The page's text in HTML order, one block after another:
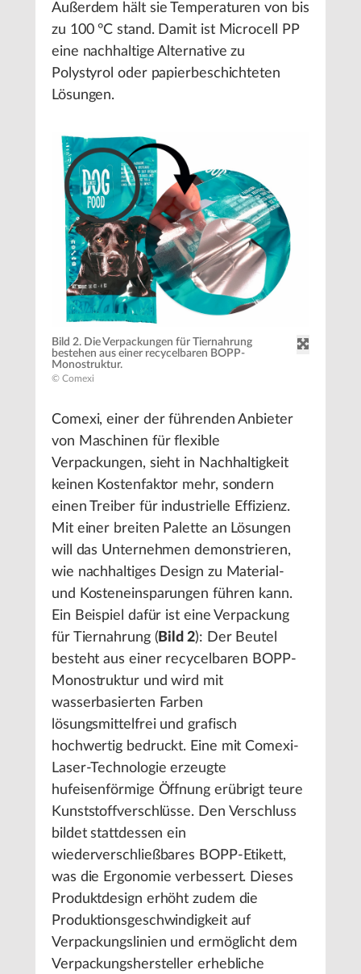
Außerdem hält sie Temperaturen von bis
zu 100 °C stand. Damit ist Microcell PP
eine nachhaltige Alternative zu
Polystyrol oder papierbeschichteten
Lösungen.
Bild 2. Die Verpackungen für Tiernahrung
bestehen aus einer recycelbaren BOPP-
Monostruktur.
© Comexi
Comexi, einer der führenden Anbieter
von Maschinen für flexible
Verpackungen, sieht in Nachhaltigkeit
keinen Kostenfaktor mehr, sondern
einen Treiber für industrielle Effizienz.
Mit einer breiten Palette an Lösungen
will das Unternehmen demonstrieren,
wie nachhaltiges Design zu Material-
und Kosteneinsparungen führen kann.
Ein Beispiel dafür ist eine Verpackung
für Tiernahrung ( Bild 2): Der Beutel
besteht aus einer recycelbaren BOPP-
Monostruktur und wird mit
wasserbasierten Farben
lösungsmittelfrei und grafisch
hochwertig bedruckt. Eine mit Comexi-
Laser-Technologie erzeugte
hufeisenförmige Öffnung erübrigt teure
Kunststoffverschlüsse. Den Verschluss
bildet stattdessen ein
wiederverschließbares BOPP-Etikett,
was die Ergonomie verbessert. Dieses
Produktdesign erhöht zudem die
Produktionsgeschwindigkeit auf
Verpackungslinien und ermöglicht dem
Verpackungshersteller erhebliche